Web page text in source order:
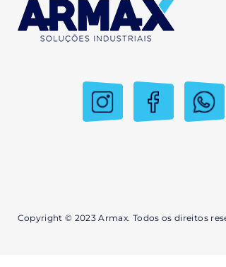
Copyright © 2023 Armax. Todos os direitos